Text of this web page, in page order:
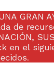
UNA
de
en el